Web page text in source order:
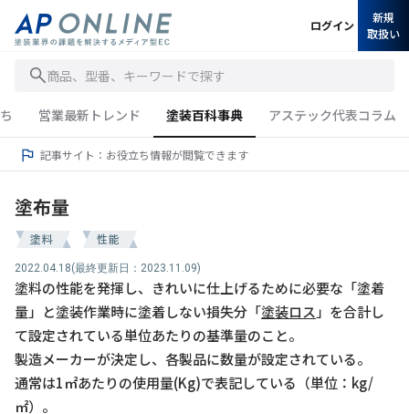
商品、型番、キーワードで探す
ログイン
新規
取扱い
営業最新トレンド 塗装百科事典 アステック代表コラム
記事サイト：お役立ち情報が閲覧できます
塗布量
塗料 性能
2022.04.18(最終更新日：2023.11.09)
塗料の性能を発揮し、きれいに仕上げるために必要な「塗着
量」と塗装作業時に塗着しない損失分「塗装ロス 」を合計し
て設定されている単位あたりの基準量のこと。
製造メーカーが決定し、各製品に数量が設定されている。
通常は1㎡あたりの使用量(Kg)で表記している（単位：kg/
㎡）。